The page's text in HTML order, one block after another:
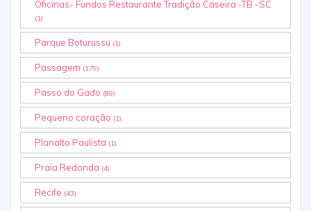
Oficinas- Fundos Restaurante Tradição Caseira -TB -SC
(1)
Parque Boturussu (1)
Passagem (179)
Passo do Gado (88)
Pequeno coração (1)
Planalto Paulista (1)
Praia Redonda (4)
Recife (43)